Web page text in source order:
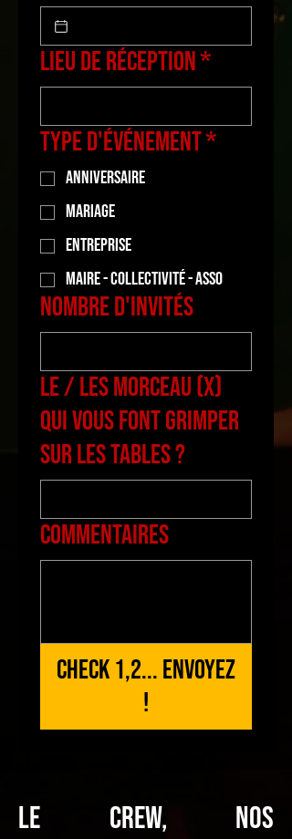
Lieu de réception*
Type d'événement*
Anniversaire
Mariage
Entreprise
Maire - Collectivité - Asso
Nombre d'invités
Le / les morceau (x)
qui vous font grimper
sur les tables ?
Commentaires
Check 1,2... Envoyez
!
Le Crew, Nos